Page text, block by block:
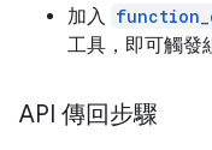
加入
工具，即可觸發
API 傳回步驟